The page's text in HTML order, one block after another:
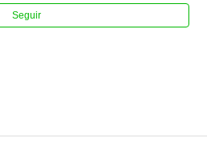
Seguir